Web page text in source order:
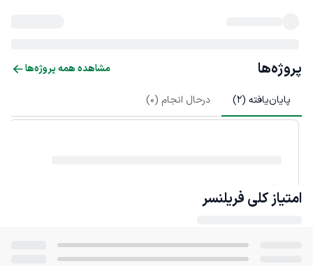
پروژه‌ها مشاهده همه پروژه‌ها
پایان‌یافته (2
) درحال انجام (0
)
امتیاز کلی فریلنسر